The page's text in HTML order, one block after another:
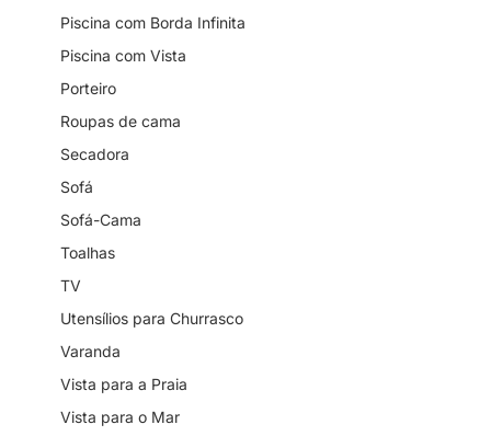
Piscina com Borda Infinita
Piscina com Vista
Porteiro
Roupas de cama
Secadora
Sofá
Sofá-Cama
Toalhas
TV
Utensílios para Churrasco
Varanda
Vista para a Praia
Vista para o Mar